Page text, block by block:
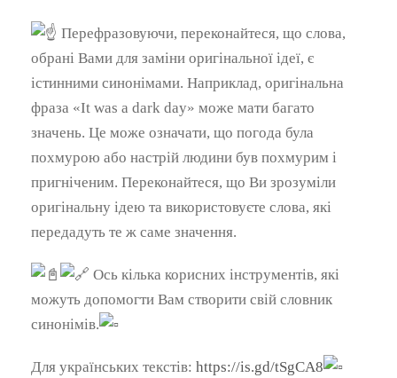
Перефразовуючи, переконайтеся, що слова,
обрані Вами для заміни оригінальної ідеї, є
істинними синонімами. Наприклад, оригінальна
фраза «It was a dark day» може мати багато
значень. Це може означати, що погода була
похмурою або настрій людини був похмурим і
пригніченим. Переконайтеся, що Ви зрозуміли
оригінальну ідею та використовуєте слова, які
передадуть те ж саме значення.
Ось кілька корисних інструментів, які
можуть допомогти Вам створити свій словник
синонімів.
Для українських текстів: https://is.gd/tSgCA8